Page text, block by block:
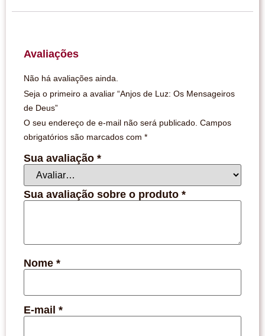
Avaliações
Não há avaliações ainda.
Seja o primeiro a avaliar “Anjos de Luz: Os Mensageiros
de Deus”
O seu endereço de e-mail não será publicado. Campos
obrigatórios são marcados com *
Sua avaliação *
Sua avaliação sobre o produto *
Nome *
E-mail *